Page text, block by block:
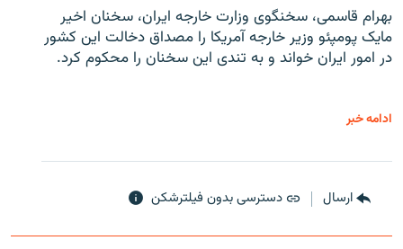
بهرام قاسمی، سخنگوی وزارت خارجه ایران، سخنان اخیر
مایک پومپئو وزیر خارجه آمریکا را مصداق دخالت این کشور
در امور ایران خواند و به تندی این سخنان را محکوم کرد.
ادامه خبر
ارسال دسترسی بدون فیلترشکن